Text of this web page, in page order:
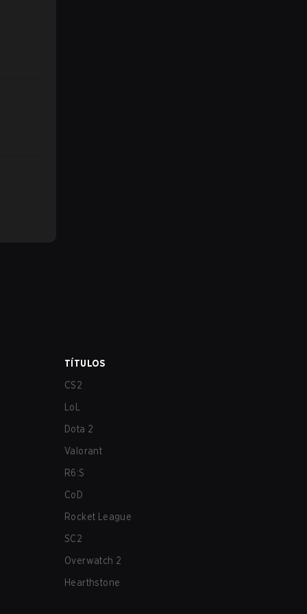
TÍTULOS
CS2
LoL
Dota 2
Valorant
R6:S
CoD
Rocket League
SC2
Overwatch 2
Hearthstone